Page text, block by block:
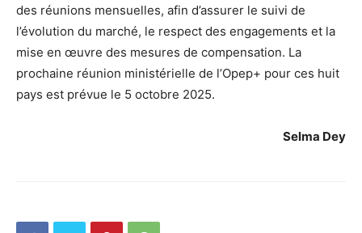
des réunions mensuelles, afin d’assurer le suivi de
l’évolution du marché, le respect des engagements et la
mise en œuvre des mesures de compensation. La
prochaine réunion ministérielle de l’Opep+ pour ces huit
pays est prévue le 5 octobre 2025.
Selma Dey